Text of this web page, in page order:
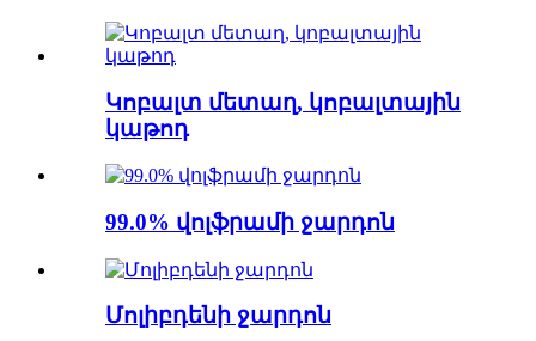
Կոբալտ մետաղ, կոբալտային
կաթոդ
99.0% վոլֆրամի ջարդոն
Մոլիբդենի ջարդոն